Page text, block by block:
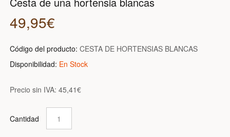
49,95€
Código del producto: CESTA DE HORTENSIAS BLANCAS
Disponibilidad: En Stock
Precio sin IVA: 45,41€
Cantidad